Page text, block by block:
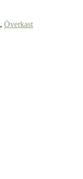
, Överkast